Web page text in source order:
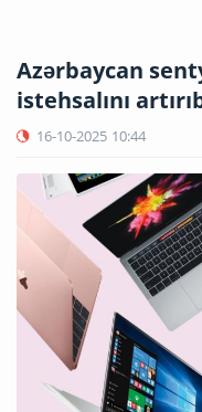
Azərbaycan
istehsalını
16-10-2025 10:44